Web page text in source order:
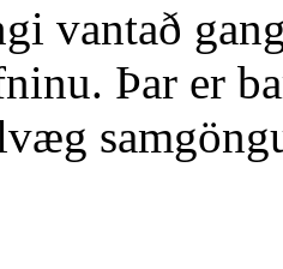
vantað
Þar er